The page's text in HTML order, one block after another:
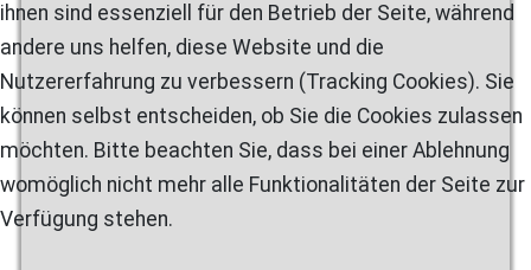
ihnen sind essenziell für den Betrieb der Seite, während
andere uns helfen, diese Website und die
Nutzererfahrung zu verbessern (Tracking Cookies). Sie
können selbst entscheiden, ob Sie die Cookies zulassen
möchten. Bitte beachten Sie, dass bei einer Ablehnung
womöglich nicht mehr alle Funktionalitäten der Seite zur
Verfügung stehen.